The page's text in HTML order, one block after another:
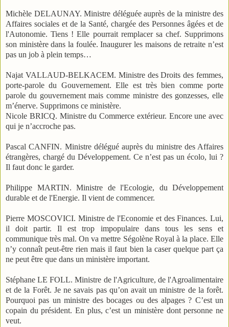
Michèle DELAUNAY. Ministre déléguée auprès de la ministre des
Affaires sociales et de la Santé, chargée des Personnes âgées et de
l'Autonomie. Tiens ! Elle pourrait remplacer sa chef. Supprimons
son ministère dans la foulée. Inaugurer les maisons de retraite n’est
pas un job à plein temps…
Najat VALLAUD-BELKACEM. Ministre des Droits des femmes,
porte-parole du Gouvernement. Elle est très bien comme porte
parole du gouvernement mais comme ministre des gonzesses, elle
m’énerve. Supprimons ce ministère.
Nicole BRICQ. Ministre du Commerce extérieur. Encore une avec
qui je n’accroche pas.
Pascal CANFIN. Ministre délégué auprès du ministre des Affaires
étrangères, chargé du Développement. Ce n’est pas un écolo, lui ?
Il faut donc le garder.
Philippe MARTIN. Ministre de l'Ecologie, du Développement
durable et de l'Energie. Il vient de commencer.
Pierre MOSCOVICI. Ministre de l'Economie et des Finances. Lui,
il doit partir. Il est trop impopulaire dans tous les sens et
communique très mal. On va mettre Ségolène Royal à la place. Elle
n’y connaît peut-être rien mais il faut bien la caser quelque part ça
ne peut être que dans un ministère important.
Stéphane LE FOLL. Ministre de l'Agriculture, de l'Agroalimentaire
et de la Forêt. Je ne savais pas qu’on avait un ministre de la forêt.
Pourquoi pas un ministre des bocages ou des alpages ? C’est un
copain du président. En plus, c’est un ministère dont personne ne
veut.